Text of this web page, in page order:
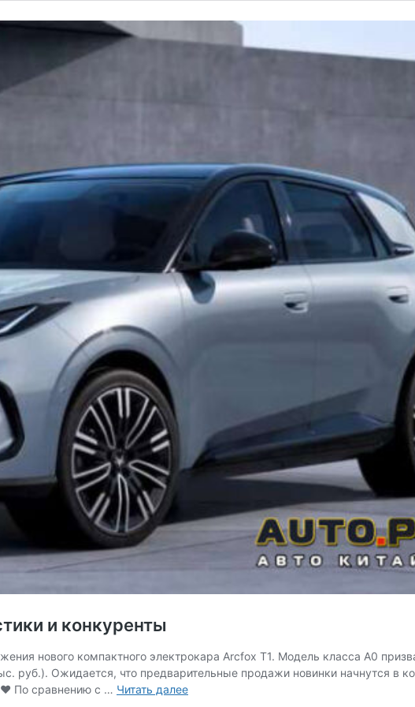
и конкуренты
нового компактного электрокара Arcfox T1. Модель класса A0
руб.). Ожидается, что предварительные продажи новинки начнутся в
♥ По сравнению с … Читать далееArcfox